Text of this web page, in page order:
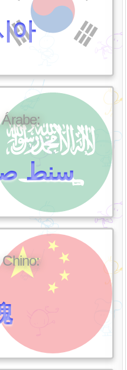
아
سنط